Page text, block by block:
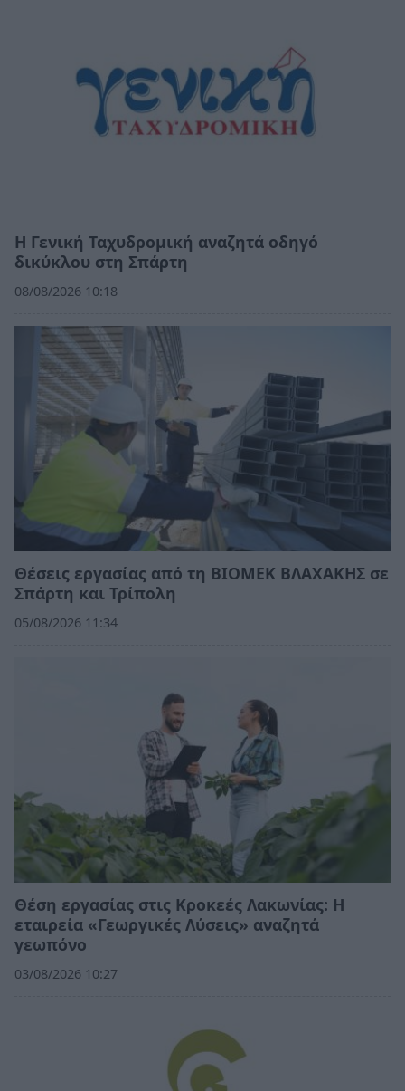
Η Γενική Ταχυδρομική αναζητά οδηγό
δικύκλου στη Σπάρτη
08/08/2026 10:18
Θέσεις εργασίας από τη ΒΙΟΜΕΚ ΒΛΑΧΑΚΗΣ σε
Σπάρτη και Τρίπολη
05/08/2026 11:34
Θέση εργασίας στις Κροκεές Λακωνίας: Η
εταιρεία «Γεωργικές Λύσεις» αναζητά
γεωπόνο
03/08/2026 10:27